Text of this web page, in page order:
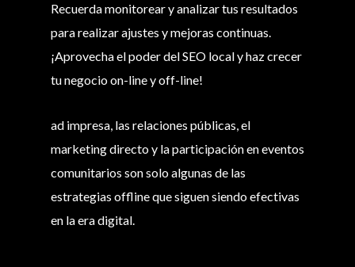
Recuerda monitorear y analizar tus resultados
para realizar ajustes y mejoras continuas.
¡Aprovecha el poder del SEO local y haz crecer
tu negocio on-line y off-line!
ad impresa, las relaciones públicas, el
marketing directo y la participación en eventos
comunitarios son solo algunas de las
estrategias offline que siguen siendo efectivas
en la era digital.